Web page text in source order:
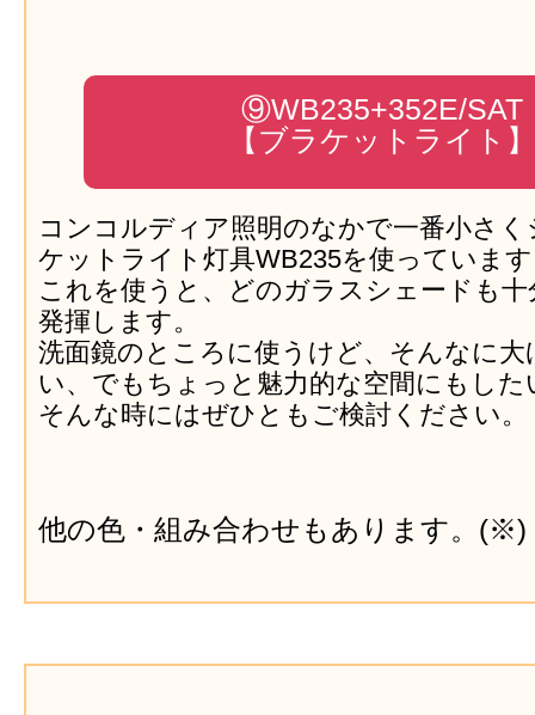
⑨WB235+352E/SAT
【ブラケットライト】
コンコルディア照明のなかで一番小さ
ケットライト灯具WB235を使っていま
これを使うと、どのガラスシェードも
発揮します。
洗面鏡のところに使うけど、そんなに
い、でもちょっと魅力的な空間にもした
そんな時にはぜひともご検討ください。
他の色・組み合わせもあります。(※)